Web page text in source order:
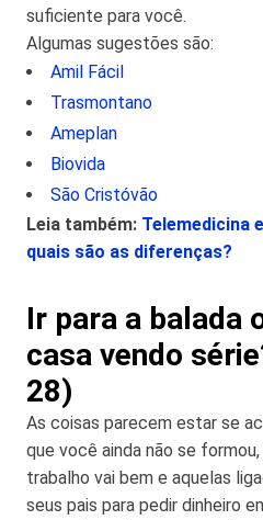
suficiente para você.
Algumas sugestões são:
Amil Fácil
Trasmontano
Ameplan
Biovida
São Cristóvão
Leia também: Telemedicina
quais são as diferenças?
Ir para a balada
casa vendo
28)
As coisas parecem estar se
que você ainda não se
trabalho vai bem e aquelas
seus pais para pedir dinheiro